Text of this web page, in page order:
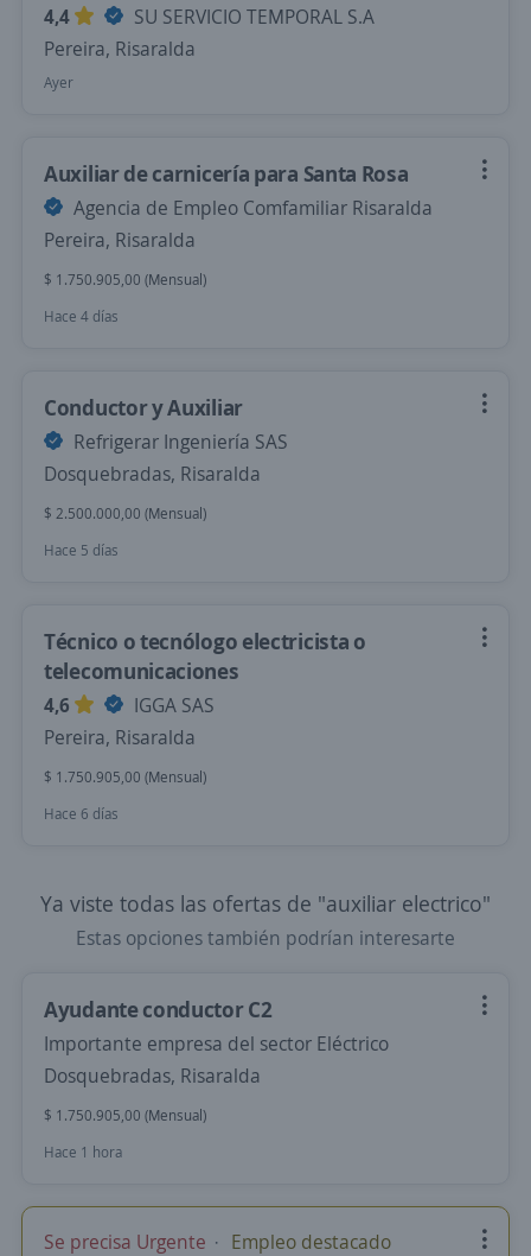
4,4
SU SERVICIO TEMPORAL S.A
Pereira, Risaralda
Ayer
Auxiliar de carnicería para Santa Rosa
Agencia de Empleo Comfamiliar Risaralda
Pereira, Risaralda
$ 1.750.905,00 (Mensual)
Hace 4 días
Conductor y Auxiliar
Refrigerar Ingeniería SAS
Dosquebradas, Risaralda
$ 2.500.000,00 (Mensual)
Hace 5 días
Técnico o tecnólogo electricista o
telecomunicaciones
4,6
IGGA SAS
Pereira, Risaralda
$ 1.750.905,00 (Mensual)
Hace 6 días
Ya viste todas las ofertas de "auxiliar electrico"
Estas opciones también podrían interesarte
Ayudante conductor C2
Importante empresa del sector Eléctrico
Dosquebradas, Risaralda
$ 1.750.905,00 (Mensual)
Hace 1 hora
Se precisa Urgente Empleo destacado